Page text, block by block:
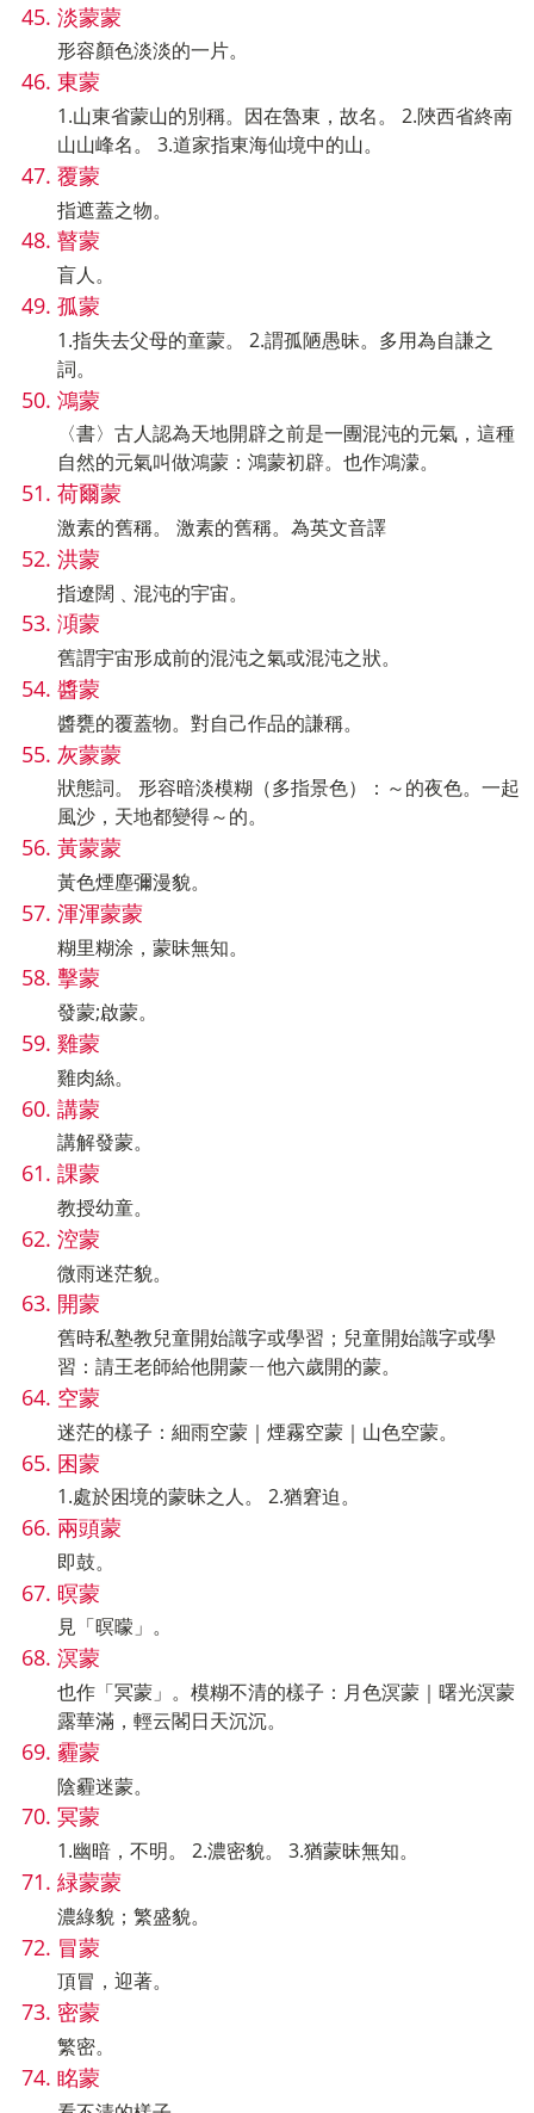
淡蒙蒙
形容顏色淡淡的一片。
東蒙
1.山東省蒙山的別稱。因在魯東，故名。 2.陜西省終南
山山峰名。 3.道家指東海仙境中的山。
覆蒙
指遮蓋之物。
瞽蒙
盲人。
孤蒙
1.指失去父母的童蒙。 2.謂孤陋愚昧。多用為自謙之
詞。
鴻蒙
〈書〉古人認為天地開辟之前是一團混沌的元氣，這種
自然的元氣叫做鴻蒙：鴻蒙初辟。也作鴻濛。
荷爾蒙
激素的舊稱。 激素的舊稱。為英文音譯
洪蒙
指遼闊﹑混沌的宇宙。
澒蒙
舊謂宇宙形成前的混沌之氣或混沌之狀。
醬蒙
醬甕的覆蓋物。對自己作品的謙稱。
灰蒙蒙
狀態詞。 形容暗淡模糊（多指景色）：～的夜色。一起
風沙，天地都變得～的。
黃蒙蒙
黃色煙塵彌漫貌。
渾渾蒙蒙
糊里糊涂，蒙昧無知。
擊蒙
發蒙;啟蒙。
雞蒙
雞肉絲。
講蒙
講解發蒙。
課蒙
教授幼童。
涳蒙
微雨迷茫貌。
開蒙
舊時私塾教兒童開始識字或學習；兒童開始識字或學
習：請王老師給他開蒙ㄧ他六歲開的蒙。
空蒙
迷茫的樣子：細雨空蒙｜煙霧空蒙｜山色空蒙。
困蒙
1.處於困境的蒙昧之人。 2.猶窘迫。
兩頭蒙
即鼓。
暝蒙
見「暝曚」。
溟蒙
也作「冥蒙」。模糊不清的樣子：月色溟蒙｜曙光溟蒙
露華滿，輕云閣日天沉沉。
霾蒙
陰霾迷蒙。
冥蒙
1.幽暗，不明。 2.濃密貌。 3.猶蒙昧無知。
緑蒙蒙
濃綠貌；繁盛貌。
冒蒙
頂冒，迎著。
密蒙
繁密。
眳蒙